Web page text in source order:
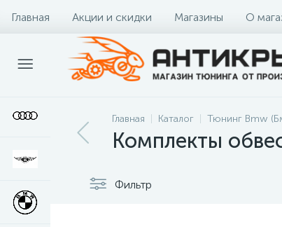
Главная Акции и скидки Магазины О
Главная Каталог Тюнинг Bmw
Комплекты
Фильтр